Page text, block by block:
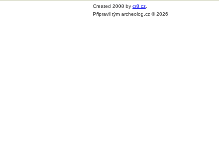
Created 2008 by cr8.cz
Připravil tým archeolog.cz © 2026